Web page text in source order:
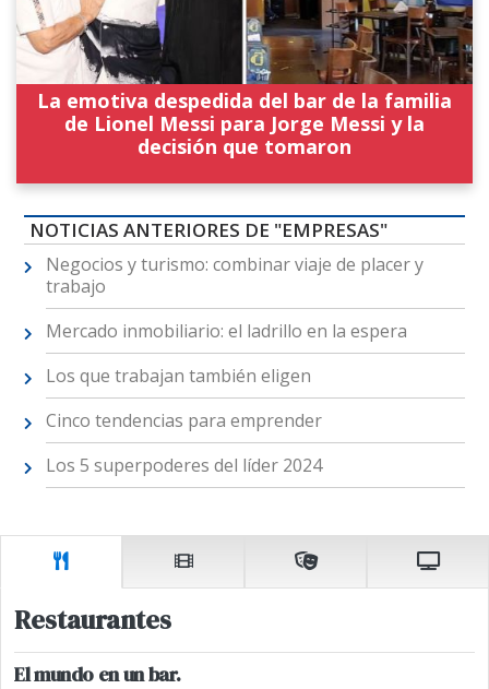
La emotiva despedida del bar de la familia
de Lionel Messi para Jorge Messi y la
decisión que tomaron
NOTICIAS ANTERIORES DE "EMPRESAS"
Negocios y turismo: combinar viaje de placer y
trabajo
Mercado inmobiliario: el ladrillo en la espera
Los que trabajan también eligen
Cinco tendencias para emprender
Los 5 superpoderes del líder 2024
Restaurantes
El mundo en un bar.